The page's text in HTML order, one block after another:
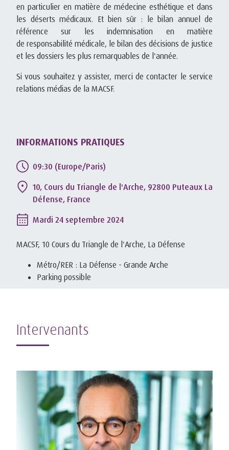
en particulier en matière de médecine esthétique et dans
les déserts médicaux. Et bien sûr : le bilan annuel de
référence sur les indemnisation en matière
de responsabilité médicale, le bilan des décisions de justice
et les dossiers les plus remarquables de l'année.
Si vous souhaitez y assister, merci de contacter le service
relations médias de la MACSF.
INFORMATIONS PRATIQUES
09:30 (Europe/Paris)
10, Cours du Triangle de l'Arche, 92800 Puteaux La
Défense, France
Mardi 24 septembre 2024
MACSF, 10 Cours du Triangle de l'Arche, La Défense
Métro/RER : La Défense - Grande Arche
Parking possible
Intervenants